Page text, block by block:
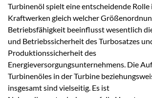
Turbinenöl spielt eine entscheidende Rolle
Kraftwerken gleich welcher
Betriebsfähigkeit beeinflusst wesentlich
und Betriebssicherheit des Turbosatzes
Produktionssicherheit des
Energieversorgungsunternehmens. Die
Turbinenöles in der Turbine
insgesamt sind vielseitig. Es ist